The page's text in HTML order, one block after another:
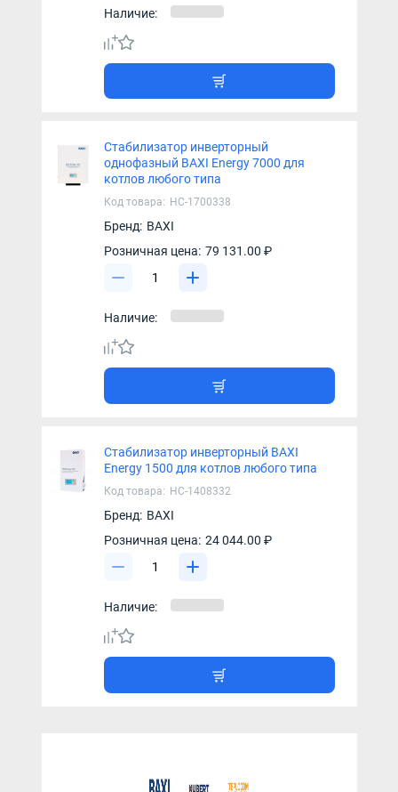
Наличие:
Стабилизатор инверторный
однофазный BAXI Energy 7000 для
котлов любого типа
Код товара: НС-1700338
Бренд: BAXI
Розничная цена: 79 131.00 ₽
Наличие:
Стабилизатор инверторный BAXI
Energy 1500 для котлов любого типа
Код товара: НС-1408332
Бренд: BAXI
Розничная цена: 24 044.00 ₽
Наличие: